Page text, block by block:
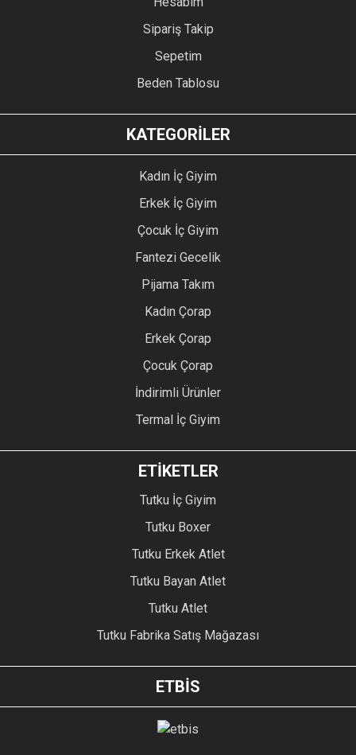
Sipariş Takip
Sepetim
Beden Tablosu
KATEGORİLER
Kadın İç Giyim
Erkek İç Giyim
Çocuk İç Giyim
Fantezi Gecelik
Pijama Takım
Kadın Çorap
Erkek Çorap
Çocuk Çorap
İndirimli Ürünler
Termal İç Giyim
ETİKETLER
Tutku İç Giyim
Tutku Boxer
Tutku Erkek Atlet
Tutku Bayan Atlet
Tutku Atlet
Tutku Fabrika Satış Mağazası
ETBİS